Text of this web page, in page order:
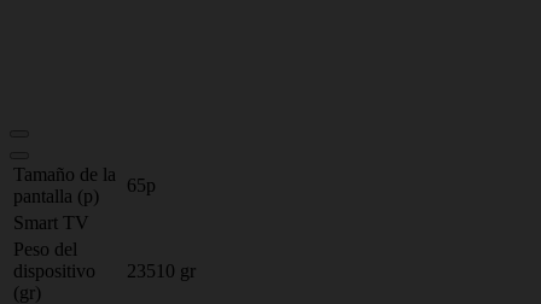
Tamaño de la
pantalla (p)
65p
Smart TV
Peso del
dispositivo
(gr)
23510 gr